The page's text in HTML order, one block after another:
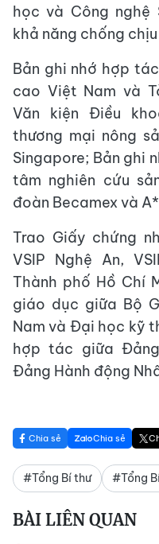
học và Công nghệ
khả năng chống
Bản ghi nhớ hợp
cao Việt Nam và
Văn kiện Điều
thương mại nông
Singapore; Bản ghi
tâm nghiên cứu
đoàn Becamex và
Trao Giấy chứng
VSIP Nghệ An,
Thành phố Hồ Chí
giáo dục giữa Bộ
Nam và Đại học kỹ
hợp tác giữa
Đảng Hành động
Chia sẻ Chia sẻ
#Tổng Bí thư #Tổng
BÀI LIÊN QUAN